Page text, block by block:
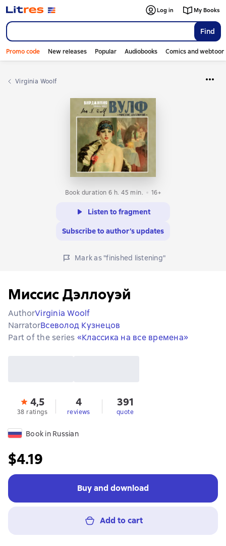
Find
Log in My Books
Promo code New releases Popular Audiobooks Comics and
Virginia Woolf
Book duration 6 h. 45 min. 16+
Listen to fragment
Subscribe to author’s updates
Mark as "finished listening"
Миссис Дэллоуэй
AuthorVirginia Woolf
NarratorВсеволод Кузнецов
Part of the series «Классика на все времена»
4,5
38 ratings
4
reviews
391
quote
Book in Russian
$4.19
Buy and download
Add to cart